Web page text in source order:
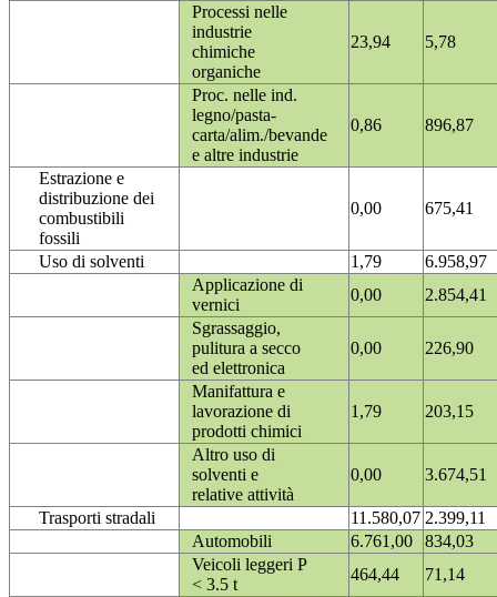
Processi nelle
industrie
chimiche
organiche
23,94 5,78
Proc. nelle ind.
legno/pasta-
carta/alim./bevande
e altre industrie
0,86 896,87
Estrazione e
distribuzione dei
combustibili
fossili
0,00 675,41
Uso di solventi 1,79
6.958,97
Applicazione di
vernici
0,00
2.854,41
Sgrassaggio,
pulitura a secco
ed elettronica
0,00 226,90
Manifattura e
lavorazione di
prodotti chimici
1,79 203,15
Altro uso di
solventi e
relative attività
0,00 3.674,51
Trasporti stradali 11.580,07 2.399,11
Automobili
6.761,00
834,03
Veicoli leggeri P
< 3.5 t
464,44
71,14